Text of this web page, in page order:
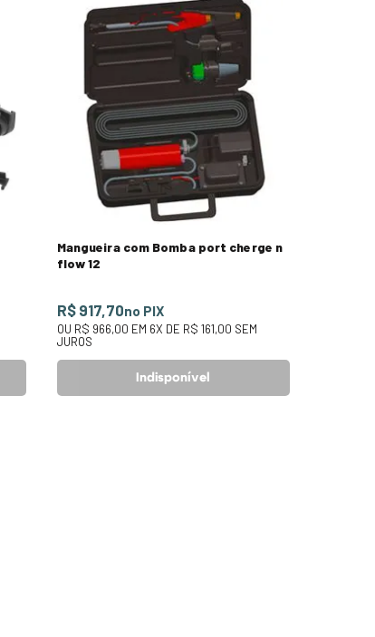
Mangueira com Bomba port cherge n
flow 12
R$ 917,70no PIX
OU R$ 966,00 EM 6X DE R$ 161,00 SEM
JUROS
Indisponível